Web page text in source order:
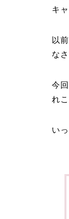
キ
以
な
今
れ
い